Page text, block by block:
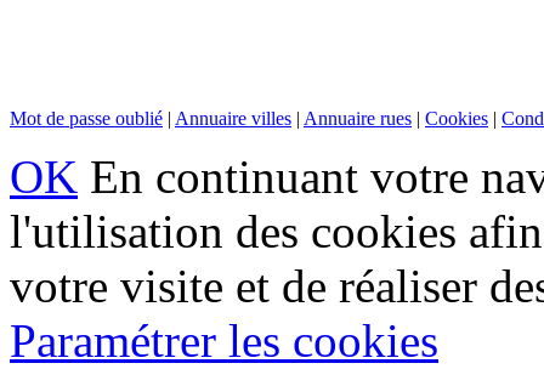
Mot de passe oublié | Annuaire villes | Annuaire rues | Cookies |
OK En continuant votre
l'utilisation des cookies
votre visite et de réaliser
Paramétrer les cookies